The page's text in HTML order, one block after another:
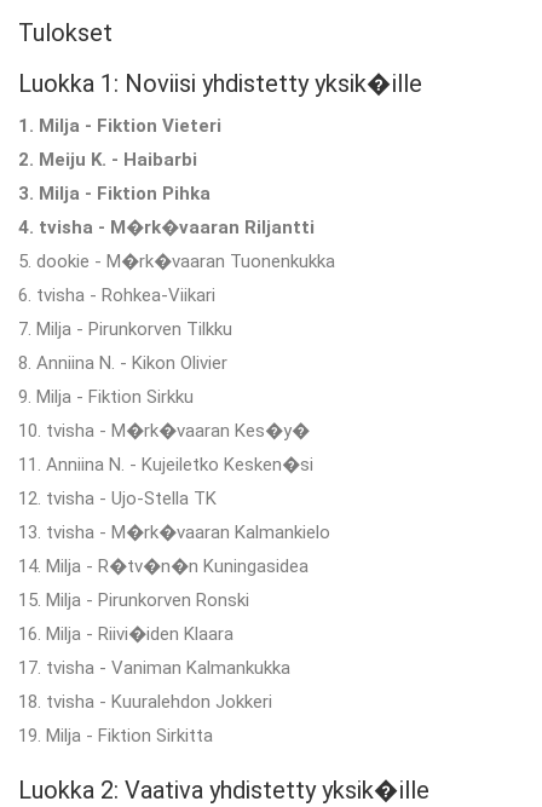
Tulokset
Luokka 1: Noviisi yhdistetty yksik�ille
1. Milja - Fiktion Vieteri
2. Meiju K. - Haibarbi
3. Milja - Fiktion Pihka
4. tvisha - M�rk�vaaran Riljantti
5. dookie - M�rk�vaaran Tuonenkukka
6. tvisha - Rohkea-Viikari
7. Milja - Pirunkorven Tilkku
8. Anniina N. - Kikon Olivier
9. Milja - Fiktion Sirkku
10. tvisha - M�rk�vaaran Kes�y�
11. Anniina N. - Kujeiletko Kesken�si
12. tvisha - Ujo-Stella TK
13. tvisha - M�rk�vaaran Kalmankielo
14. Milja - R�tv�n�n Kuningasidea
15. Milja - Pirunkorven Ronski
16. Milja - Riivi�iden Klaara
17. tvisha - Vaniman Kalmankukka
18. tvisha - Kuuralehdon Jokkeri
19. Milja - Fiktion Sirkitta
Luokka 2: Vaativa yhdistetty yksik�ille